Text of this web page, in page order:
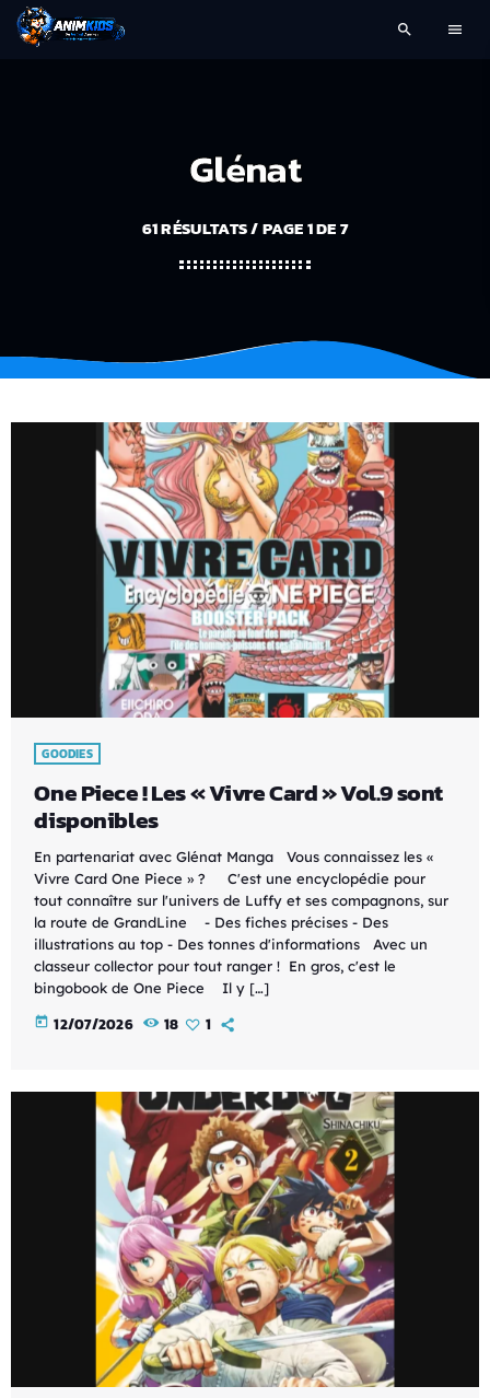
search menu
Glénat
61 RÉSULTATS / PAGE 1 DE 7
GOODIES
One Piece ! Les « Vivre Card » Vol.9 sont
disponibles
En partenariat avec Glénat Manga Vous connaissez les «
Vivre Card One Piece » ? C'est une encyclopédie pour
tout connaître sur l'univers de Luffy et ses compagnons, sur
la route de GrandLine - Des fiches précises - Des
illustrations au top - Des tonnes d'informations Avec un
classeur collector pour tout ranger ! En gros, c'est le
bingobook de One Piece Il y […]
today 12/07/2026 18 1